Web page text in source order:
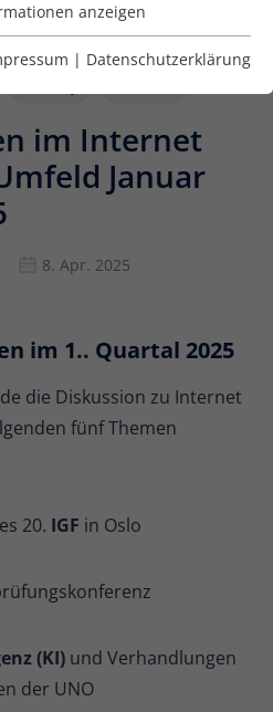
im Internet
Januar
8. Apr. 2025
im 1.. Quartal 2025
die Diskussion zu Internet
fünf Themen
20. IGF in Oslo
(KI) und Verhandlungen
der UNO
ermöglichen es uns zu
der
Website verwendet wurde
Besucher-ID.
anzeigen
| Datenschutzerklärung